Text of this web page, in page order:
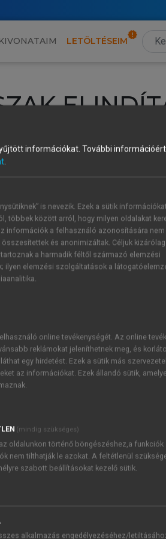
KIVONATAIM LETÖLTÉSEIM
iskolai azonosítóddal vagy
hozzáférésrevagy
vagy hozz
ÚJ FIÓK
1 óra
JELSZÓ
Kérek értesítést a MeRSZ
Kérek értesítést az
információkat. További
.
is nevezik. Ezek a sütik
többek között arról, hogy milyen oldalakat
információk a felhasználó azonosítására nem
és anonimizáltak. Céljuk
a harmadik féltől származó elemzési
ilyen elemzési szolgáltatások a
online tevékenységét. Az online
reklámokat jeleníthetnek meg, és
egy hirdetést. Ezek a sütik más
az információkat. Ezek állandó sütik,
(mindig szükséges)
oldalunkon történő böngészéshez,a funkciók
nem tilthatják le azokat. A feltétlenül
szabott beállításokat kezelő sütik.
alkalmazás engedélyezéséhez/